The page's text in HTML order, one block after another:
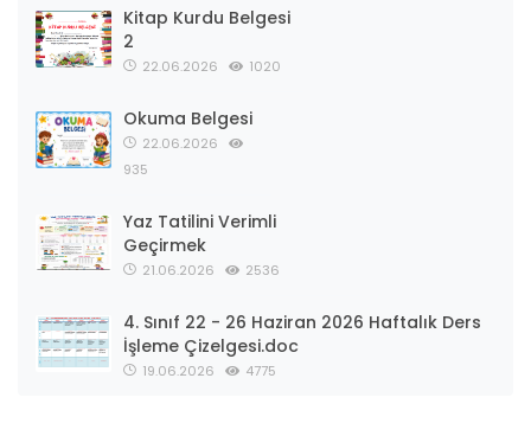
Kitap Kurdu Belgesi
2
22.06.2026 1020
Okuma Belgesi
22.06.2026
935
Yaz Tatilini Verimli
Geçirmek
21.06.2026 2536
4. Sınıf 22 - 26 Haziran 2026 Haftalık Ders
İşleme Çizelgesi.doc
19.06.2026 4775